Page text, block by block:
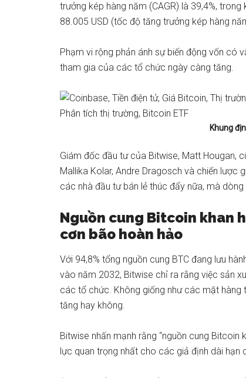
trưởng kép hàng năm (CAGR) là 39,4%,
88.005 USD (tốc độ tăng trưởng kép hàng
Phạm vi rộng phản ánh sự biến động vốn có
tham gia của các tổ chức ngày càng tăng.
Khung
Giám đốc đầu tư của Bitwise, Matt Hougan,
Mallika Kolar, Andre Dragosch và chiến lược
các nhà đầu tư bán lẻ thúc đẩy nữa, mà
Nguồn cung Bitcoin khan
cơn bão hoàn hảo
Với 94,8% tổng nguồn cung BTC đang lưu
vào năm 2032, Bitwise chỉ ra rằng việc sản
các tổ chức. Không giống như các mặt hàng
tăng hay không.
Bitwise nhấn mạnh rằng “nguồn cung
lực quan trọng nhất cho các giả định dài hạn